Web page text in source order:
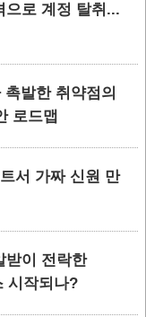
로 계정 탈취...
발한 취약점의
로드맵
서 가짜 신원 만
이 전락한
시작되나?